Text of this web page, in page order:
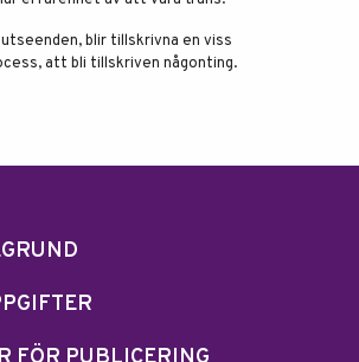
blir tillskrivna en viss
att bli tillskriven någonting.